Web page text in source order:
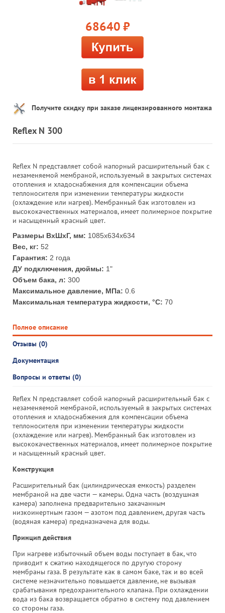
68640 руб.
Получите скидку при заказе лицензированного монтажа
Reflex N 300
Reflex N представляет собой напорный расширительный бак с
незаменяемой мембраной, используемый в закрытых системах
отопления и хладоснабжения для компенсации объема
теплоносителя при изменении температуры жидкости
(охлаждение или нагрев). Мембранный бак изготовлен из
высококачественных материалов, имеет полимерное покрытие
и насыщенный красный цвет.
Размеры ВхШхГ, мм: 1085x634x634
Вес, кг: 52
Гарантия: 2 года
ДУ подключения, дюймы: 1"
Объем бака, л: 300
Максимальное давление, МПа: 0.6
Максимальная температура жидкости, °С: 70
Полное описание
Отзывы (0)
Документация
Вопросы и ответы (0)
Reflex N представляет собой напорный расширительный бак с
незаменяемой мембраной, используемый в закрытых системах
отопления и хладоснабжения для компенсации объема
теплоносителя при изменении температуры жидкости
(охлаждение или нагрев). Мембранный бак изготовлен из
высококачественных материалов, имеет полимерное покрытие
и насыщенный красный цвет.
Конструкция
Расширительный бак (цилиндрическая емкость) разделен
мембраной на две части — камеры. Одна часть (воздушная
камера) заполнена предварительно закачанным
низкоинертным газом — азотом под давлением, другая часть
(водяная камера) предназначена для воды.
Принцип действия
При нагреве избыточный объем воды поступает в бак, что
приводит к сжатию находящегося по другую сторону
мембраны газа. В результате как в самом баке, так и во всей
системе незначительно повышается давление, не вызывая
срабатывания предохранительного клапана. При охлаждении
вода из бака возвращается обратно в систему под давлением
со стороны газа.